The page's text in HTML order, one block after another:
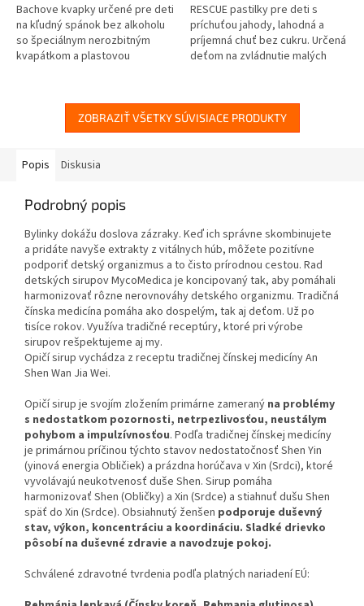
Bachove kvapky určené pre deti
na kľudný spánok bez alkoholu
so špeciálnym nerozbitným
kvapátkom a plastovou
RESCUE pastilky pre deti s
príchuťou jahody, lahodná a
príjemná chuť bez cukru. Určená
deťom na zvládnutie malých
ZOBRAZIŤ VŠETKY SÚVISIACE PRODUKTY
Popis Diskusia
Podrobný popis
Bylinky dokážu doslova zázraky. Keď ich správne skombinujete
a pridáte navyše extrakty z vitálnych húb, môžete pozitívne
podporiť detský organizmus a to čisto prírodnou cestou. Rad
detských sirupov MycoMedica je koncipovaný tak, aby pomáhali
harmonizovať rôzne nerovnováhy detského organizmu. Tradičná
čínska medicína pomáha ako dospelým, tak aj deťom. Už po
tisíce rokov. Využíva tradičné receptúry, ktoré pri výrobe
sirupov rešpektujeme aj my.
Opičí sirup vychádza z receptu tradičnej čínskej medicíny An
Shen Wan Jia Wei.
Opičí sirup je svojím zložením primárne zameraný na problémy
s nedostatkom pozornosti, netrpezlivosťou, neustálym
pohybom a impulzívnosťou. Podľa tradičnej čínskej medicíny
je primárnou príčinou týchto stavov nedostatočnosť Shen Yin
(yinová energia Obličiek) a prázdna horúčava v Xin (Srdci), ktoré
vyvolávajú neukotvenosť duše Shen. Sirup pomáha
harmonizovať Shen (Obličky) a Xin (Srdce) a stiahnuť dušu Shen
späť do Xin (Srdce). Obsiahnutý ženšen podporuje duševný
stav, výkon, koncentráciu a koordináciu. Sladké drievko
pôsobí na duševné zdravie a navodzuje pokoj.
Schválené zdravotné tvrdenia podľa platných nariadení EÚ: